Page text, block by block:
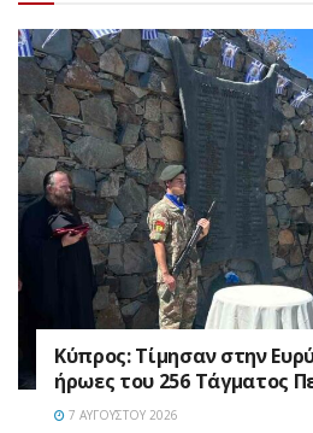
Κύπρος: Τίμησαν στην
ήρωες του 256 Τάγματος
7 ΑΥΓΟΎΣΤΟΥ 2026